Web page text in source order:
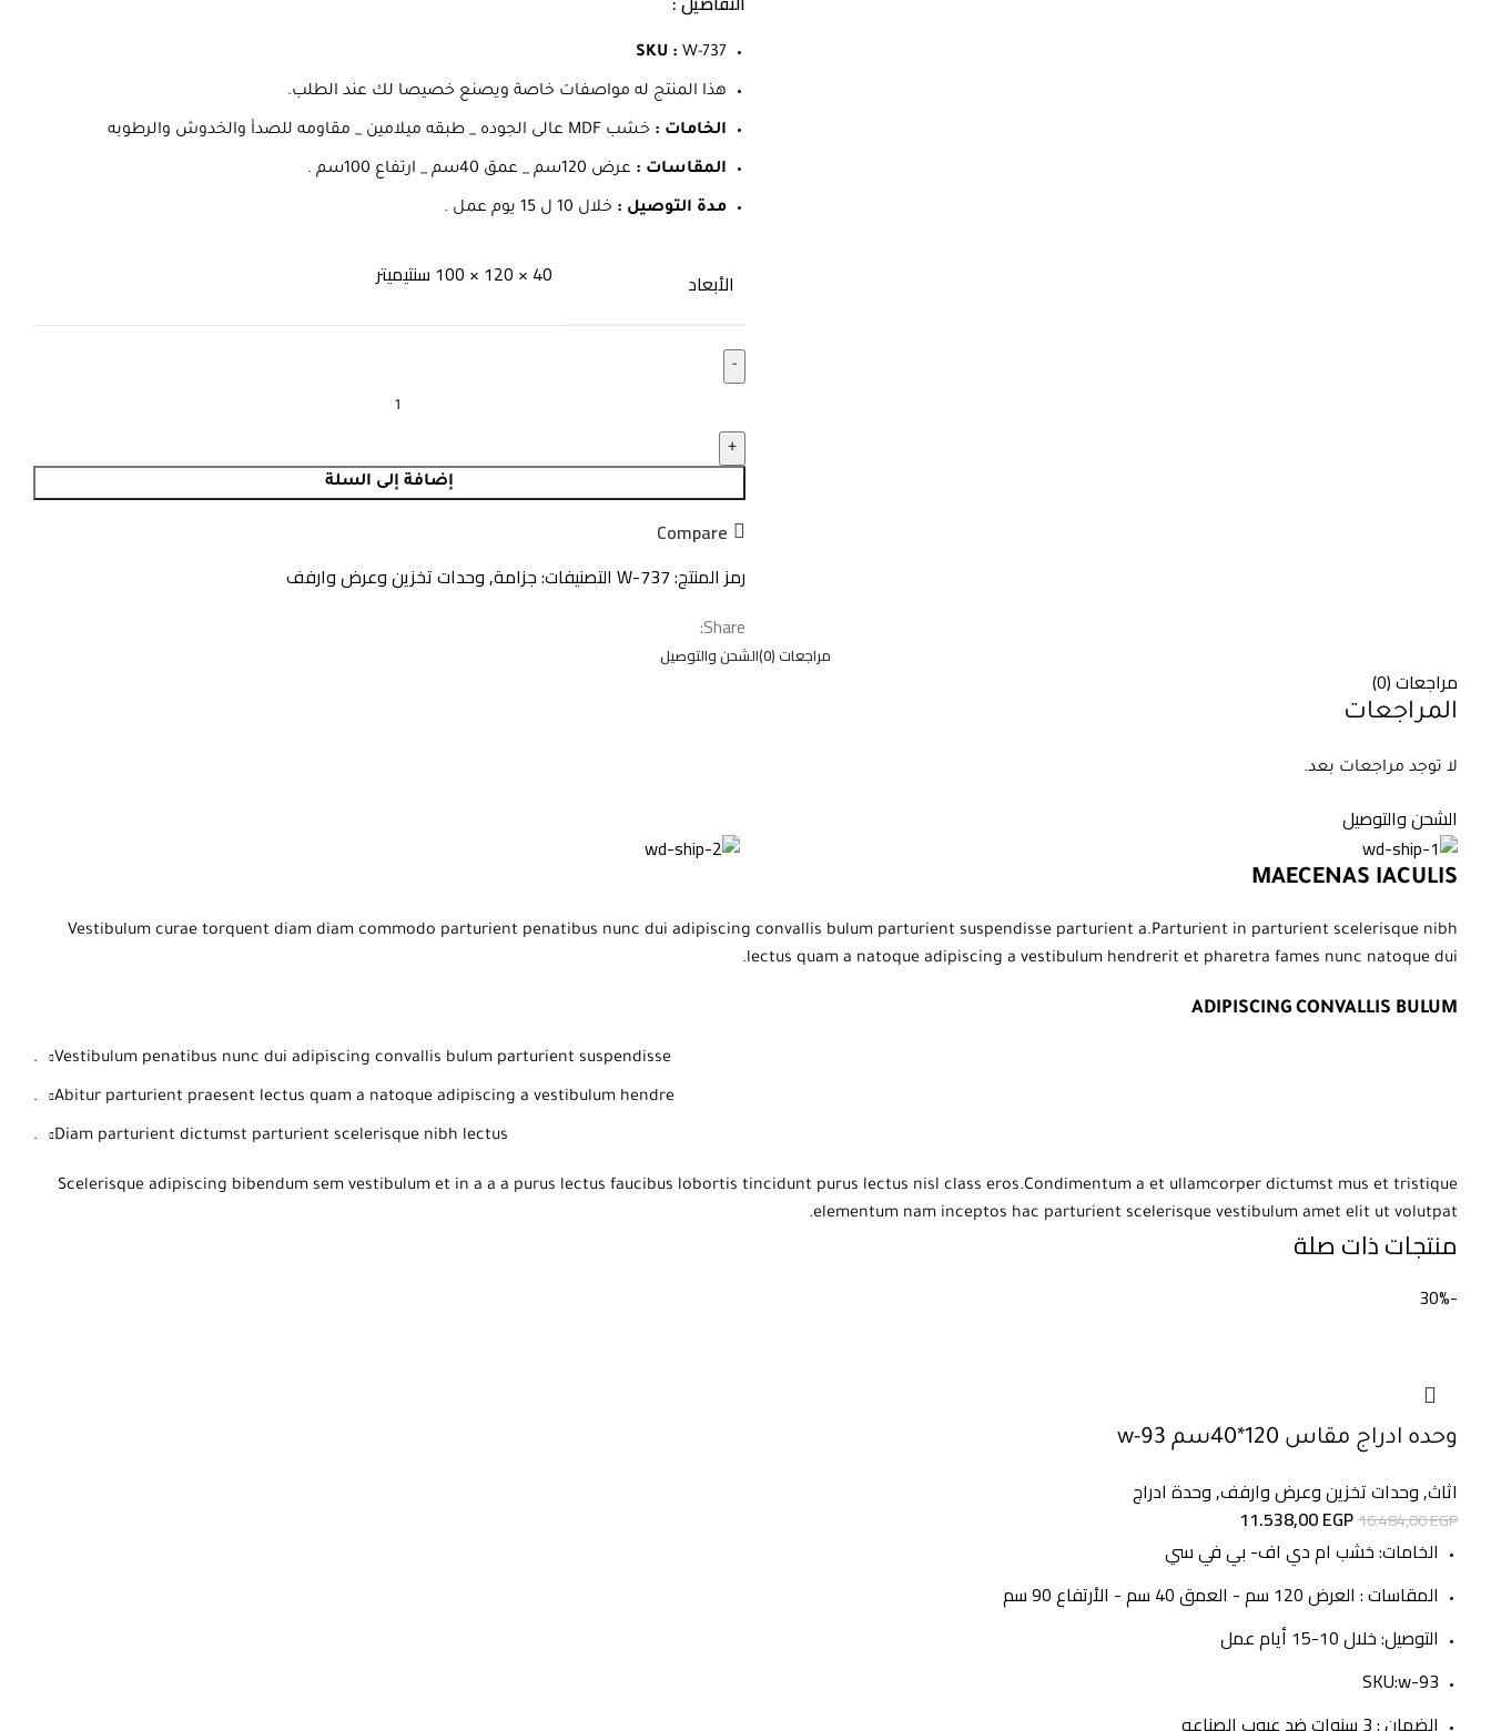
SKU : W-737
هذا المنتج له مواصفات خاصة ويصنع خصيصا لك عند الطلب.
الخامات : خشب MDF عالى الجوده _ طبقه ميلامين _ مقاومه للصدأ والخدوش والرطوبه
المقاسات : عرض 120سم _ عمق 40سم _ ارتفاع 100سم .
مدة التوصيل : خلال 10 ل 15 يوم عمل .
الأبعاد 40 × 120 × 100 سنتيميتر
جزامه
_
W-
737
إضافة إلى السلة
Compare
رمز المنتج:W-737 التصنيفات:جزامة,وحدات تخزين وعرض وارفف
Share:
مراجعات (0) الشحن والتوصيل
مراجعات (0)
المراجعات
لا توجد مراجعات بعد.
الشحن والتوصيل
MAECENAS IACULIS
Vestibulum curae torquent diam diam commodo parturient penatibus nunc dui adipiscing convallis bulum parturient suspendisse parturient a.Parturient in parturient scelerisque nibh
lectus quam a natoque adipiscing a vestibulum hendrerit et pharetra fames nunc natoque dui.
ADIPISCING CONVALLIS BULUM
Vestibulum penatibus nunc dui adipiscing convallis bulum parturient suspendisse.
Abitur parturient praesent lectus quam a natoque adipiscing a vestibulum hendre.
Diam parturient dictumst parturient scelerisque nibh lectus.
Scelerisque adipiscing bibendum sem vestibulum et in a a a purus lectus faucibus lobortis tincidunt purus lectus nisl class eros.Condimentum a et ullamcorper dictumst mus et tristique
elementum nam inceptos hac parturient scelerisque vestibulum amet elit ut volutpat.
منتجات ذات صلة
-30%
وحده ادراج مقاس 120*40سم w-93
اثاث,وحدات تخزين وعرض وارفف,وحدة ادراج
16.484,00EGP
السعر
الأصلي
هو:
16.484,00 EGP.
11.538,00EGP
الحالي
هو:
11.538,00 EGP.
الخامات: خشب ام دي اف- بي في سي
المقاسات : العرض 120 سم - العمق 40 سم - الأرتفاع 90 سم
التوصيل: خلال 10-15 أيام عمل
SKU:w-93
الضمان : 3 سنوات ضد عيوب الصناعه